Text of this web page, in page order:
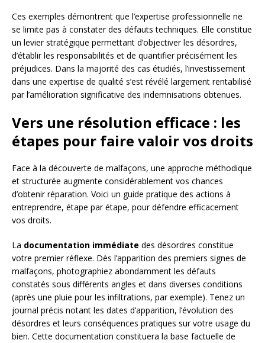
Ces exemples démontrent que l’expertise professionnelle ne
se limite pas à constater des défauts techniques. Elle constitue
un levier stratégique permettant d’objectiver les désordres,
d’établir les responsabilités et de quantifier précisément les
préjudices. Dans la majorité des cas étudiés, l’investissement
dans une expertise de qualité s’est révélé largement rentabilisé
par l’amélioration significative des indemnisations obtenues.
Vers une résolution efficace : les
étapes pour faire valoir vos droits
Face à la découverte de malfaçons, une approche méthodique
et structurée augmente considérablement vos chances
d’obtenir réparation. Voici un guide pratique des actions à
entreprendre, étape par étape, pour défendre efficacement
vos droits.
La documentation immédiate des désordres constitue
votre premier réflexe. Dès l’apparition des premiers signes de
malfaçons, photographiez abondamment les défauts
constatés sous différents angles et dans diverses conditions
(après une pluie pour les infiltrations, par exemple). Tenez un
journal précis notant les dates d’apparition, l’évolution des
désordres et leurs conséquences pratiques sur votre usage du
bien. Cette documentation constituera la base factuelle de